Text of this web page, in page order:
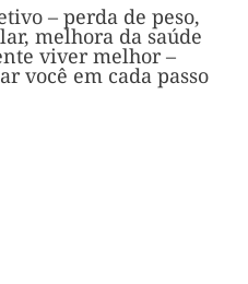
– perda de peso,
melhora da saúde
viver melhor –
você em cada passo